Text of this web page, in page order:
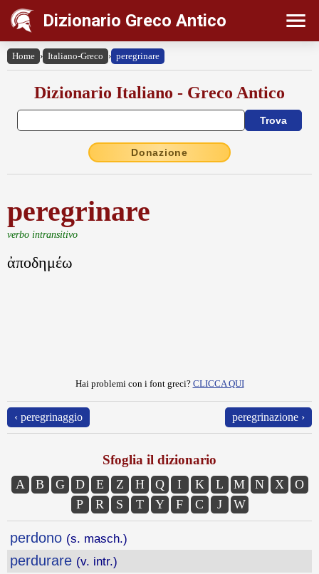
Dizionario Greco Antico
Home › Italiano-Greco › peregrinare
Dizionario Italiano - Greco Antico
Donazione
peregrinare
verbo intransitivo
ἀποδημέω
Hai problemi con i font greci? CLICCA QUI
‹ peregrinaggio peregrinazione ›
Sfoglia il dizionario
A B G D E Z H Q I K L M N X
O
P
R S T Y F C J W
perdono (s. masch.)
perdurare (v. intr.)